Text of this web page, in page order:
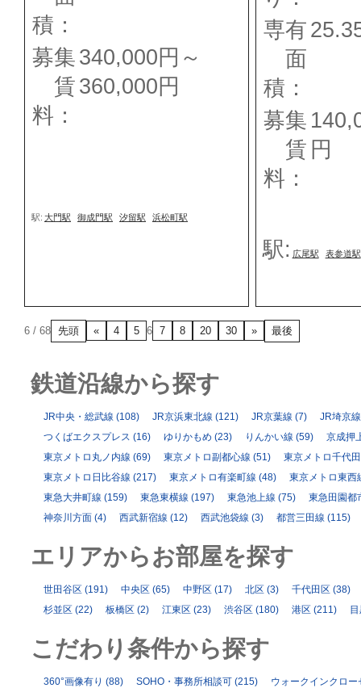
積：
募集
賃
料：
340,000円～
360,000円
駅: 大門駅 御成門駅 汐留駅 浜松町駅
専有
面
積：
募集
賃
料：
円
駅: 広尾駅 表参道駅
6 / 68 先頭 « 4 5 6 7 8 20 30 » 最後
鉄道沿線から探す
JR中央・総武線 (108) JR京浜東北線 (121) JR京葉線 (7)
JR埼京線
つくばエクスプレス (16) ゆりかもめ (23) りんかい線 (59)
京成押
東京メトロ丸ノ内線 (69) 東京メトロ副都心線 (51)
東京メトロ千代
東京メトロ日比谷線 (217) 東京メトロ有楽町線 (48)
東京メトロ東西
東急大井町線 (159) 東急東横線 (197) 東急池上線 (75)
東急田園都
神奈川方面 (4) 西武新宿線 (12) 西武池袋線 (3) 都営三田線 (115)
エリアからお部屋を探す
世田谷区 (191) 中央区 (65) 中野区 (17) 北区 (3) 千代田区 (38)
杉並区 (22) 板橋区 (2) 江東区 (23) 渋谷区 (180) 港区 (211)
こだわり条件から探す
360°画像有り (88) SOHO・事務所相談可 (215)
ウォークインクロー